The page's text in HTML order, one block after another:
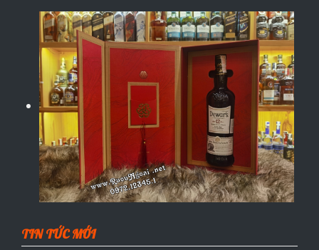
TIN TỨC MỚI